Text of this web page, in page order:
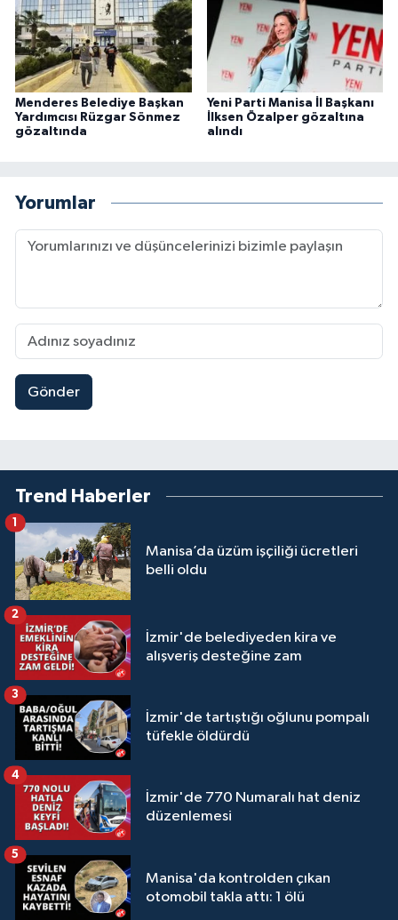
Menderes Belediye Başkan
Yardımcısı Rüzgar Sönmez
gözaltında
Yeni Parti Manisa İl Başkanı
İlksen Özalper gözaltına
alındı
Yorumlar
Gönder
Trend Haberler
Manisa’da üzüm işçiliği ücretleri
belli oldu
1
İzmir'de belediyeden kira ve
alışveriş desteğine zam
2
İzmir'de tartıştığı oğlunu pompalı
tüfekle öldürdü
3
İzmir'de 770 Numaralı hat deniz
düzenlemesi
4
Manisa'da kontrolden çıkan
otomobil takla attı: 1 ölü
5